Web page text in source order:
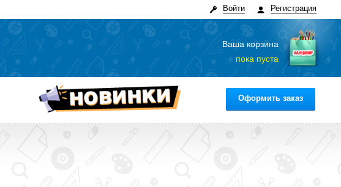
Регистрация
Войти
Ваша корзина
пока пуста
Оформить заказ